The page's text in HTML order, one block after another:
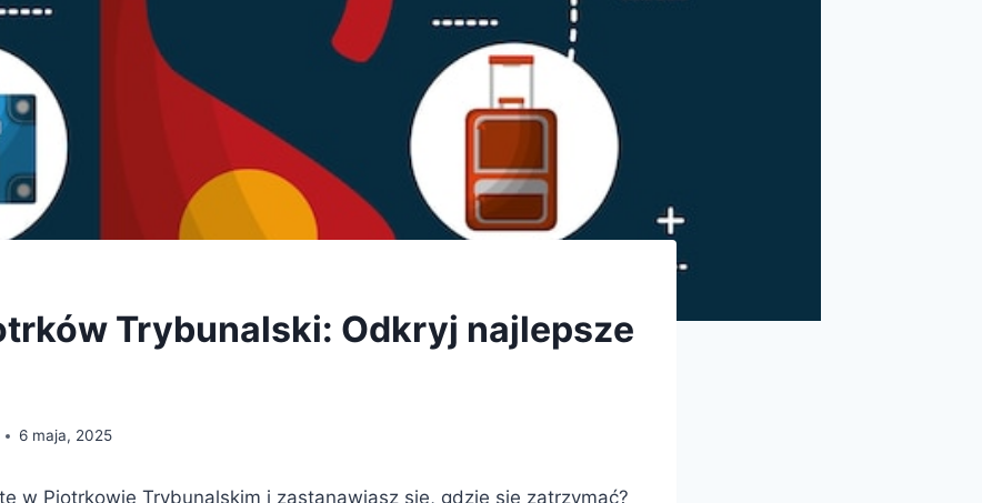
Trybunalski: Odkryj najlepsze
6 maja, 2025
w Piotrkowie Trybunalskim i zastanawiasz się, gdzie się zatrzymać?